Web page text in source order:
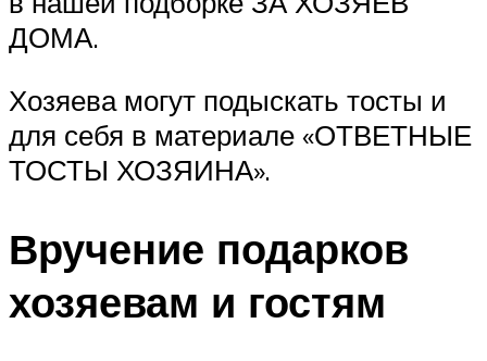
ДОМА.
Хозяева могут подыскать тосты и
для себя в материале «ОТВЕТНЫЕ
ТОСТЫ ХОЗЯИНА».
Вручение подарков
хозяевам и гостям